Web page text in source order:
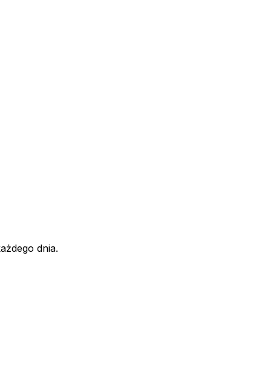
dnia.